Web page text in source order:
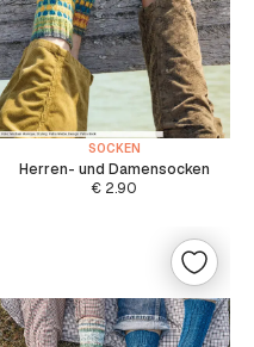
SOCKEN
Herren- und Damensocken
€ 2.90